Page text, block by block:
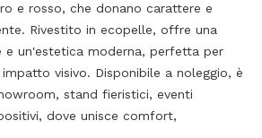
e rosso, che donano carattere e
Rivestito in ecopelle, offre una
un'estetica moderna, perfetta per
visivo. Disponibile a noleggio, è
stand fieristici, eventi
dove unisce comfort,